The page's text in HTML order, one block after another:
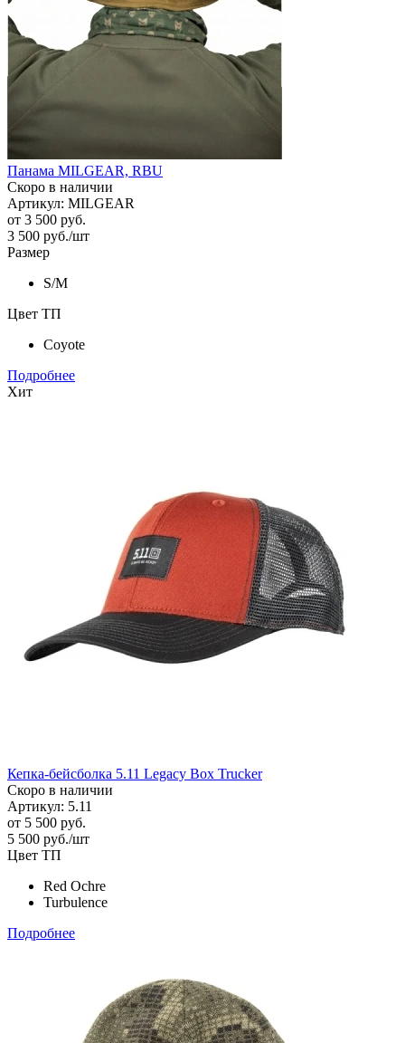
Панама MILGEAR, RBU
Скоро в наличии
Артикул: MILGEAR
от 3 500 руб.
3 500 руб./шт
Размер
S/M
Цвет ТП
Coyote
Подробнее
Хит
Кепка-бейсболка 5.11 Legacy Box Trucker
Скоро в наличии
Артикул: 5.11
от 5 500 руб.
5 500 руб./шт
Цвет ТП
Red Ochre
Turbulence
Подробнее